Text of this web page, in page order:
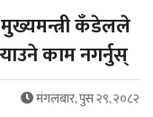
कँडेलले
काम नगर्नुस्
मंगलबार, पुस २९, २०८२